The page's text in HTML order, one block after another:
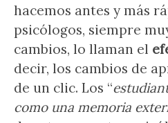
hacemos antes y más
psicólogos, siempre
cambios, lo llaman el
decir, los cambios de
de un clic. Los “
como una memoria